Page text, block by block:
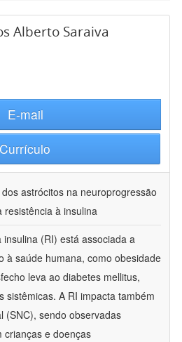
Alberto Saraiva
E-mail
Currículo
astrócitos na neuroprogressão
resistência à insulina
insulina (RI) está associada a
à saúde humana, como obesidade
leva ao diabetes mellitus,
sistêmicas. A RI impacta também
(SNC), sendo observadas
crianças e doenças